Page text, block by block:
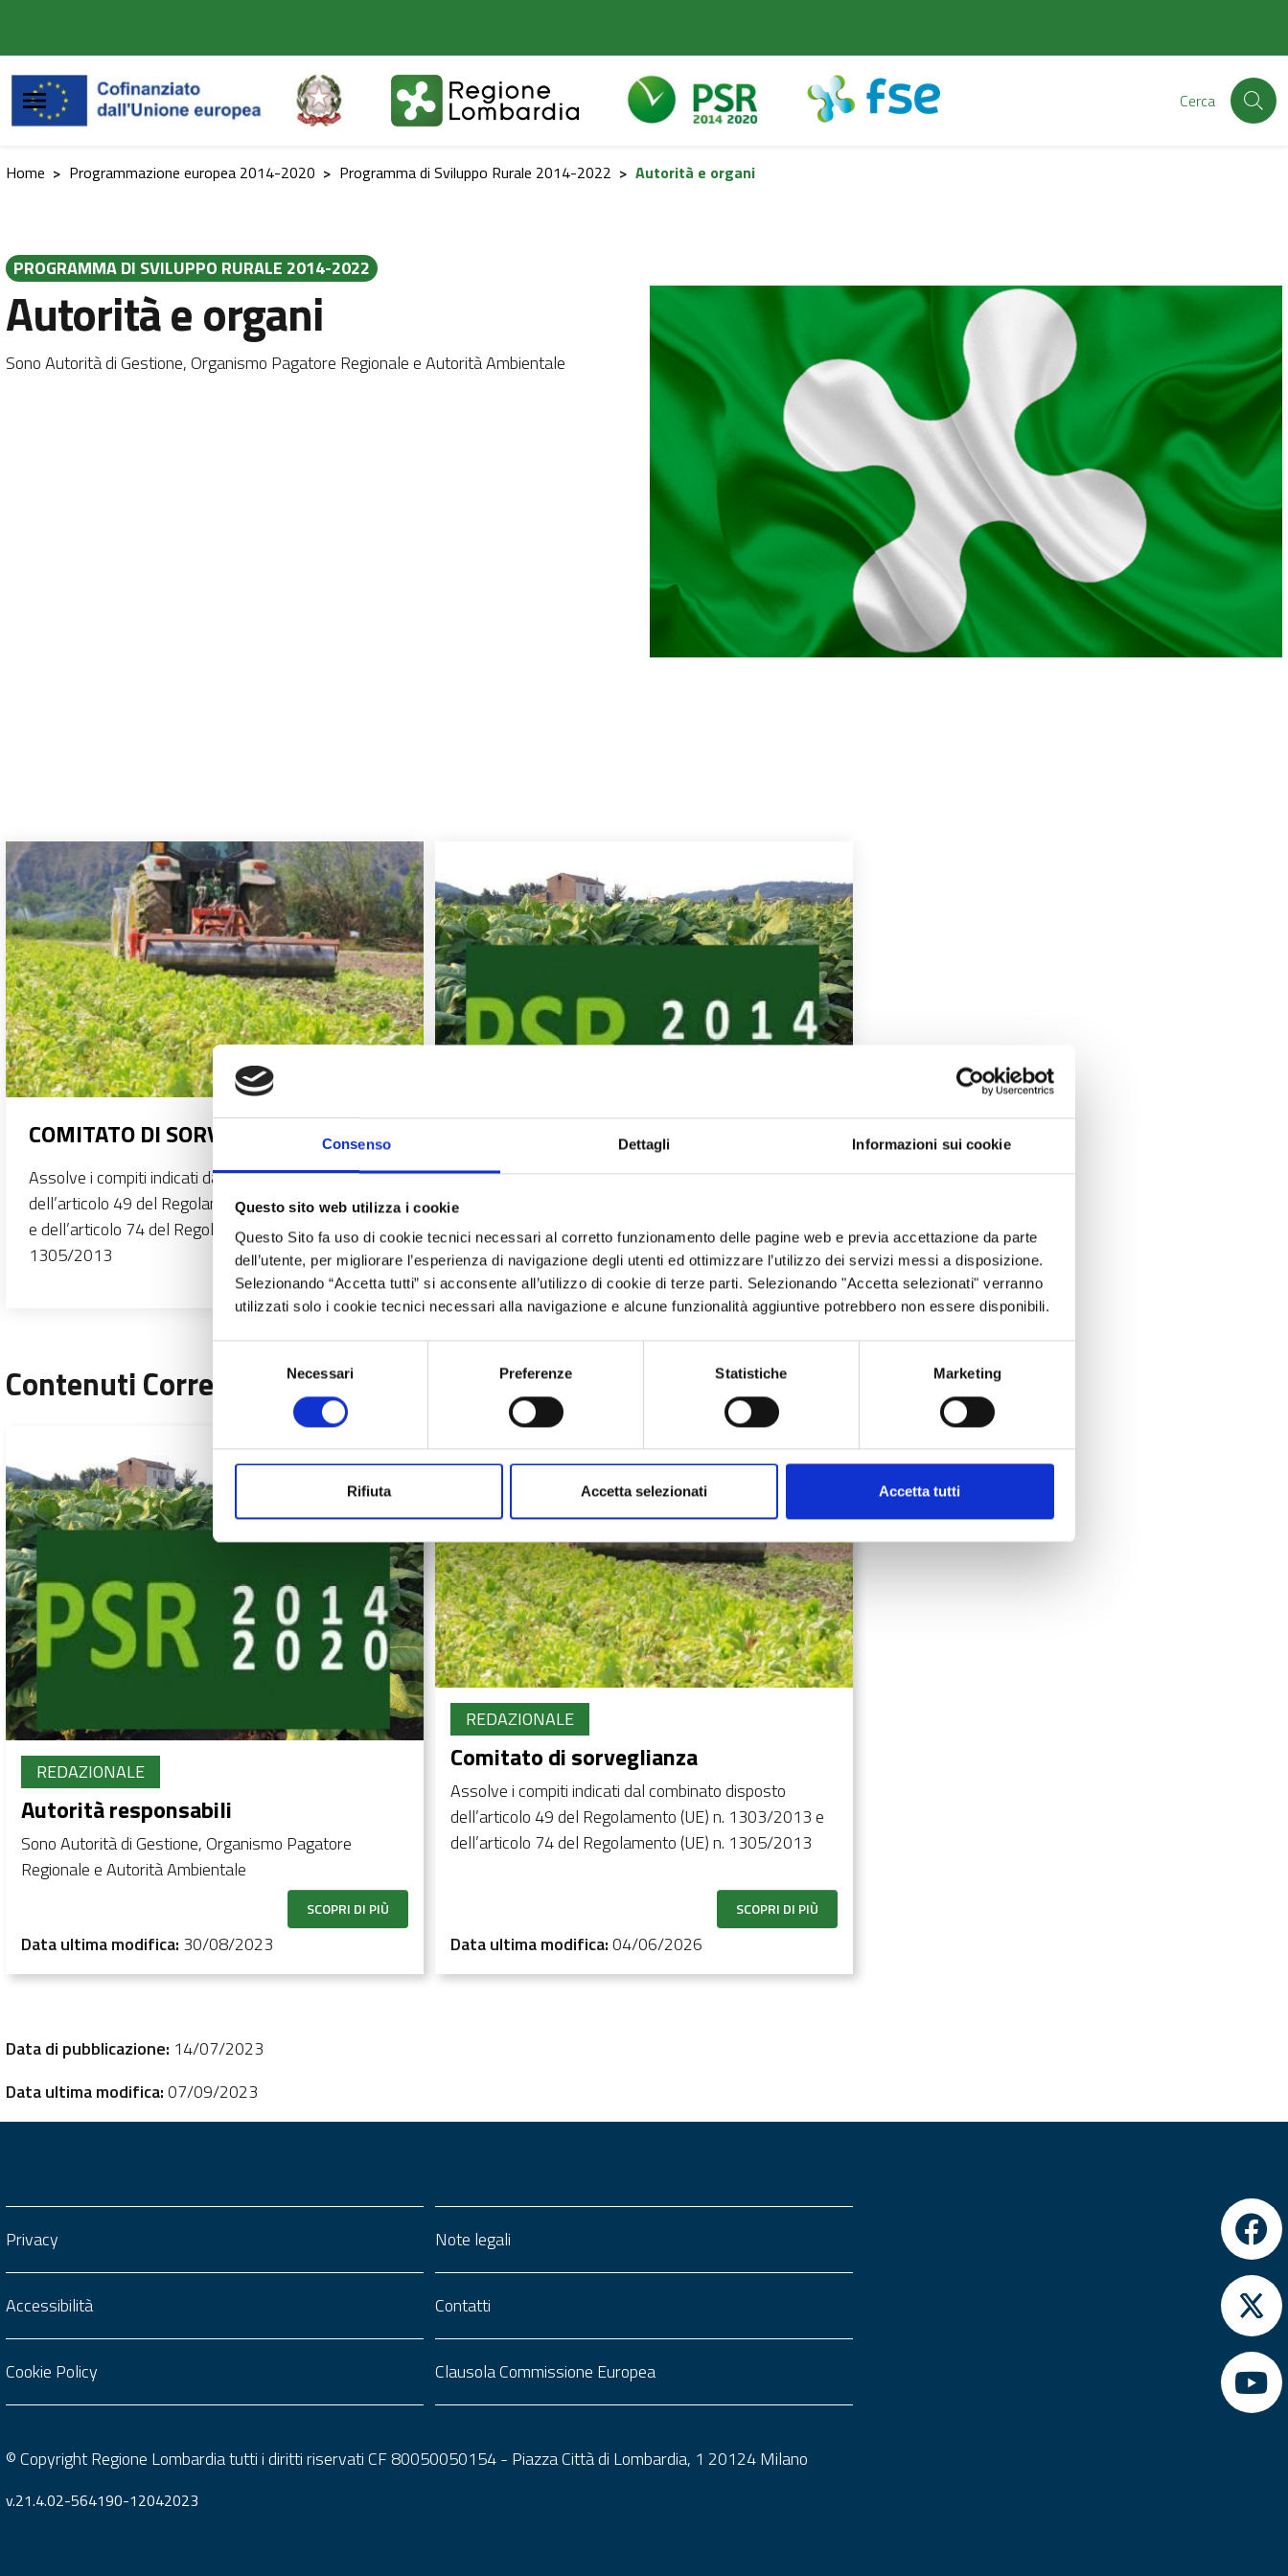
Consenso Dettagli Informazioni sui cookie
Questo sito web utilizza i cookie
Questo Sito fa uso di cookie tecnici necessari al corretto funzionamento delle pagine web e previa accettazione da parte
dell’utente, per migliorare l’esperienza di navigazione degli utenti ed ottimizzare l’utilizzo dei servizi messi a disposizione.
Selezionando “Accetta tutti” si acconsente all’utilizzo di cookie di terze parti. Selezionando "Accetta selezionati" verranno
utilizzati solo i cookie tecnici necessari alla navigazione e alcune funzionalità aggiuntive potrebbero non essere disponibili.
consenso
Necessari Preferenze Statistiche Marketing
Rifiuta Accetta selezionati Accetta tutti
Cerca
Home > Programmazione europea 2014-2020 > Programma di Sviluppo Rurale 2014-2022 > Autorità e organi
PROGRAMMA DI SVILUPPO RURALE 2014-2022
Autorità e organi
Sono Autorità di Gestione, Organismo Pagatore Regionale e Autorità Ambientale
COMITATO DI SORVEGLIANZA
Assolve i compiti indicati dal combinato disposto
dell’articolo 49 del Regolamento (UE) n. 1303/2013
e dell’articolo 74 del Regolamento (UE) n.
1305/2013
AUTORITÀ RESPONSABILI
Sono Autorità di Gestione, Organismo Pagatore
Contenuti Correlati
REDAZIONALE
Autorità responsabili
Sono Autorità di Gestione, Organismo Pagatore
Regionale e Autorità Ambientale
SCOPRI DI PIÙ
Data ultima modifica: 30/08/2023
REDAZIONALE
Comitato di sorveglianza
Assolve i compiti indicati dal combinato disposto
dell’articolo 49 del Regolamento (UE) n. 1303/2013 e
dell’articolo 74 del Regolamento (UE) n. 1305/2013
SCOPRI DI PIÙ
Data ultima modifica:04/06/2026
Data di pubblicazione: 14/07/2023
Data ultima modifica:07/09/2023
Privacy
Accessibilità
Cookie Policy
Note legali
Contatti
Clausola Commissione Europea
© Copyright Regione Lombardia tutti i diritti riservati CF 80050050154 - Piazza Città di Lombardia, 1 20124 Milano
v.21.4.02-564190-12042023